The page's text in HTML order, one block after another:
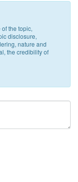
the topic,
disclosure,
nature and
the credibility of